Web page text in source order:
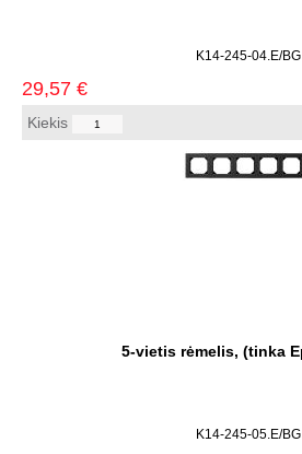
K14-245-04.E/BG
29,57 €
Kiekis
5-vietis rėmelis, (tinka
K14-245-05.E/BG